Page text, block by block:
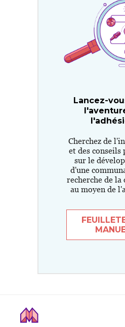
Lancez-
Cherchez de
et des conseils
sur le
d'une
recherche de
au moyen de